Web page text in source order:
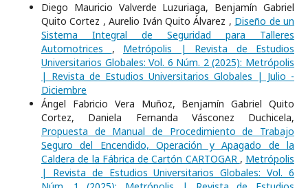
Diego Mauricio Valverde Luzuriaga, Benjamín Gabriel
Quito Cortez , Aurelio Iván Quito Álvarez , Diseño de un
Sistema Integral de Seguridad para Talleres
Automotrices , Metrópolis | Revista de Estudios
Universitarios Globales: Vol. 6 Núm. 2 (2025): Metrópolis
| Revista de Estudios Universitarios Globales | Julio -
Diciembre
Ángel Fabricio Vera Muñoz, Benjamín Gabriel Quito
Cortez, Daniela Fernanda Vásconez Duchicela,
Propuesta de Manual de Procedimiento de Trabajo
Seguro del Encendido, Operación y Apagado de la
Caldera de la Fábrica de Cartón CARTOGAR , Metrópolis
| Revista de Estudios Universitarios Globales: Vol. 6